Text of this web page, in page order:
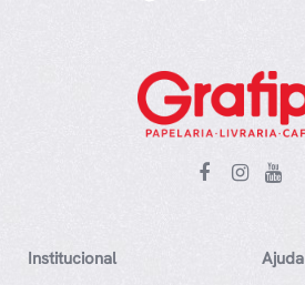
Institucional Ajuda